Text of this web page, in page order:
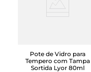
Pote de Vidro para
Tempero com Tampa
Sortida Lyor 80ml